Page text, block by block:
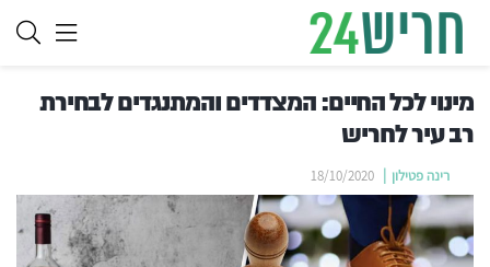
מינוי לכל החיים: המצדדים והמתנגדים לבחירת
רב עיר לחריש
רינה פטילון 18/10/2020